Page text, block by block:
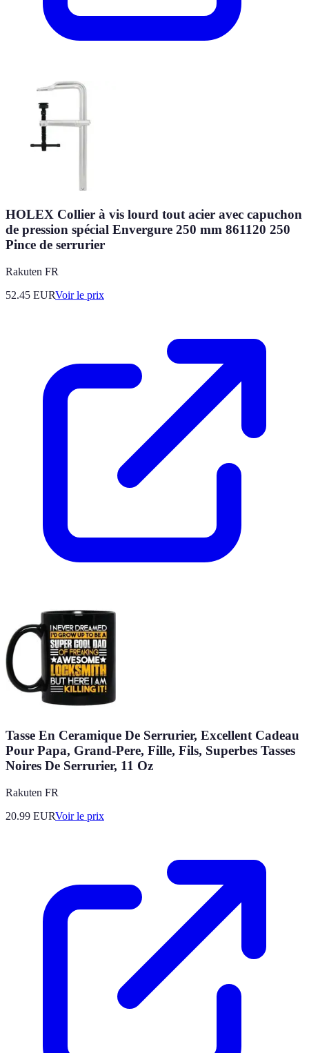
HOLEX Collier à vis lourd tout acier avec capuchon
de pression spécial Envergure 250 mm 861120 250
Pince de serrurier
Rakuten FR
52.45 EURVoir le prix
Tasse En Ceramique De Serrurier, Excellent Cadeau
Pour Papa, Grand-Pere, Fille, Fils, Superbes Tasses
Noires De Serrurier, 11 Oz
Rakuten FR
20.99 EURVoir le prix